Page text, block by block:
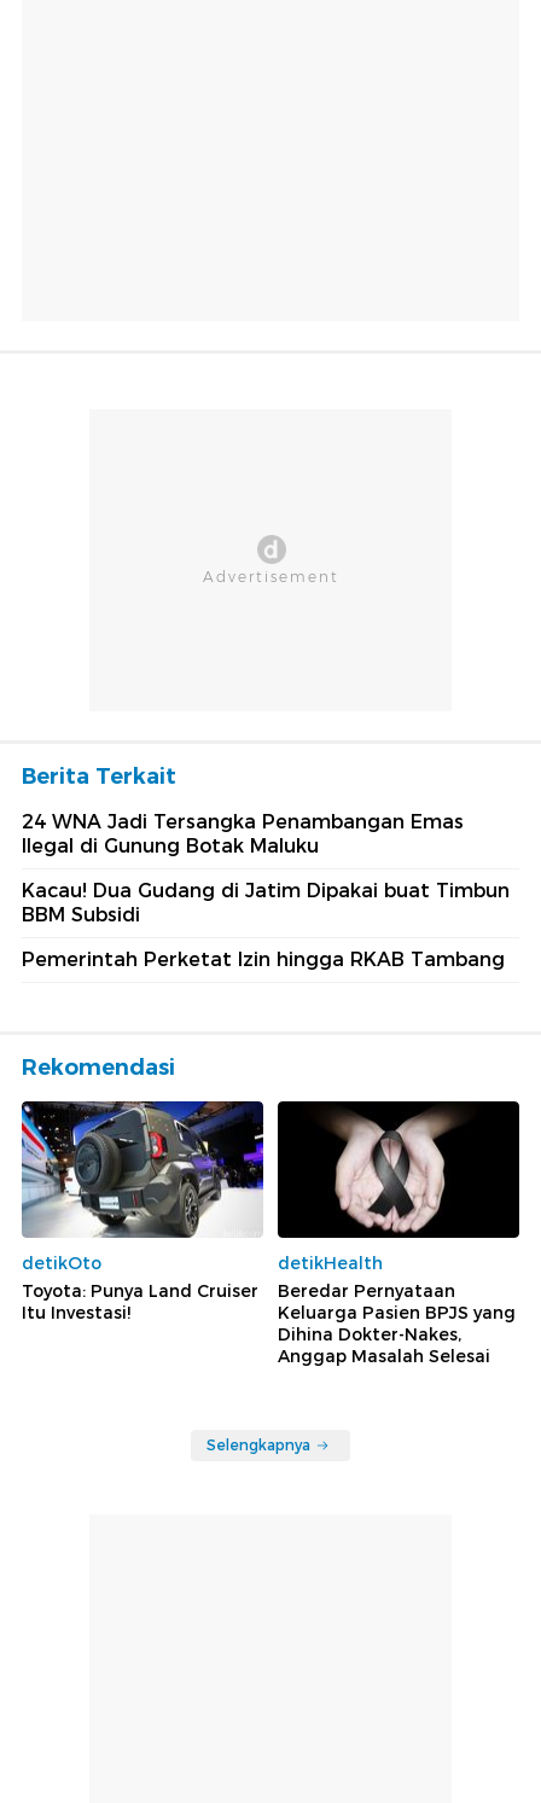
Berita Terkait
24 WNA Jadi Tersangka Penambangan Emas
Ilegal di Gunung Botak Maluku
Kacau! Dua Gudang di Jatim Dipakai buat Timbun
BBM Subsidi
Pemerintah Perketat Izin hingga RKAB Tambang
Rekomendasi
detikOto
Toyota: Punya Land Cruiser
Itu Investasi!
detikHealth
Beredar Pernyataan
Keluarga Pasien BPJS yang
Dihina Dokter-Nakes,
Anggap Masalah Selesai
Selengkapnya